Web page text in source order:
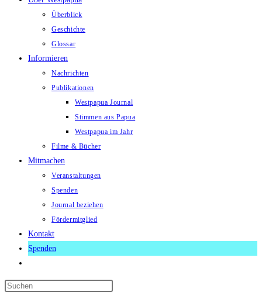
Überblick
Geschichte
Glossar
Informieren
Nachrichten
Publikationen
Westpapua Journal
Stimmen aus Papua
Westpapua im Jahr
Filme & Bücher
Mitmachen
Veranstaltungen
Spenden
Journal beziehen
Fördermitglied
Kontakt
Spenden